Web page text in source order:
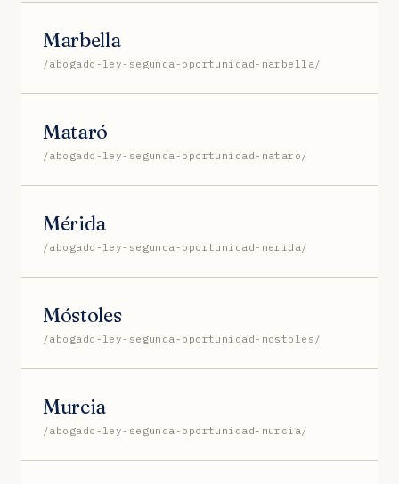
Marbella
/abogado-ley-segunda-oportunidad-marbella/
Mataró
/abogado-ley-segunda-oportunidad-mataro/
Mérida
/abogado-ley-segunda-oportunidad-merida/
Móstoles
/abogado-ley-segunda-oportunidad-mostoles/
Murcia
/abogado-ley-segunda-oportunidad-murcia/